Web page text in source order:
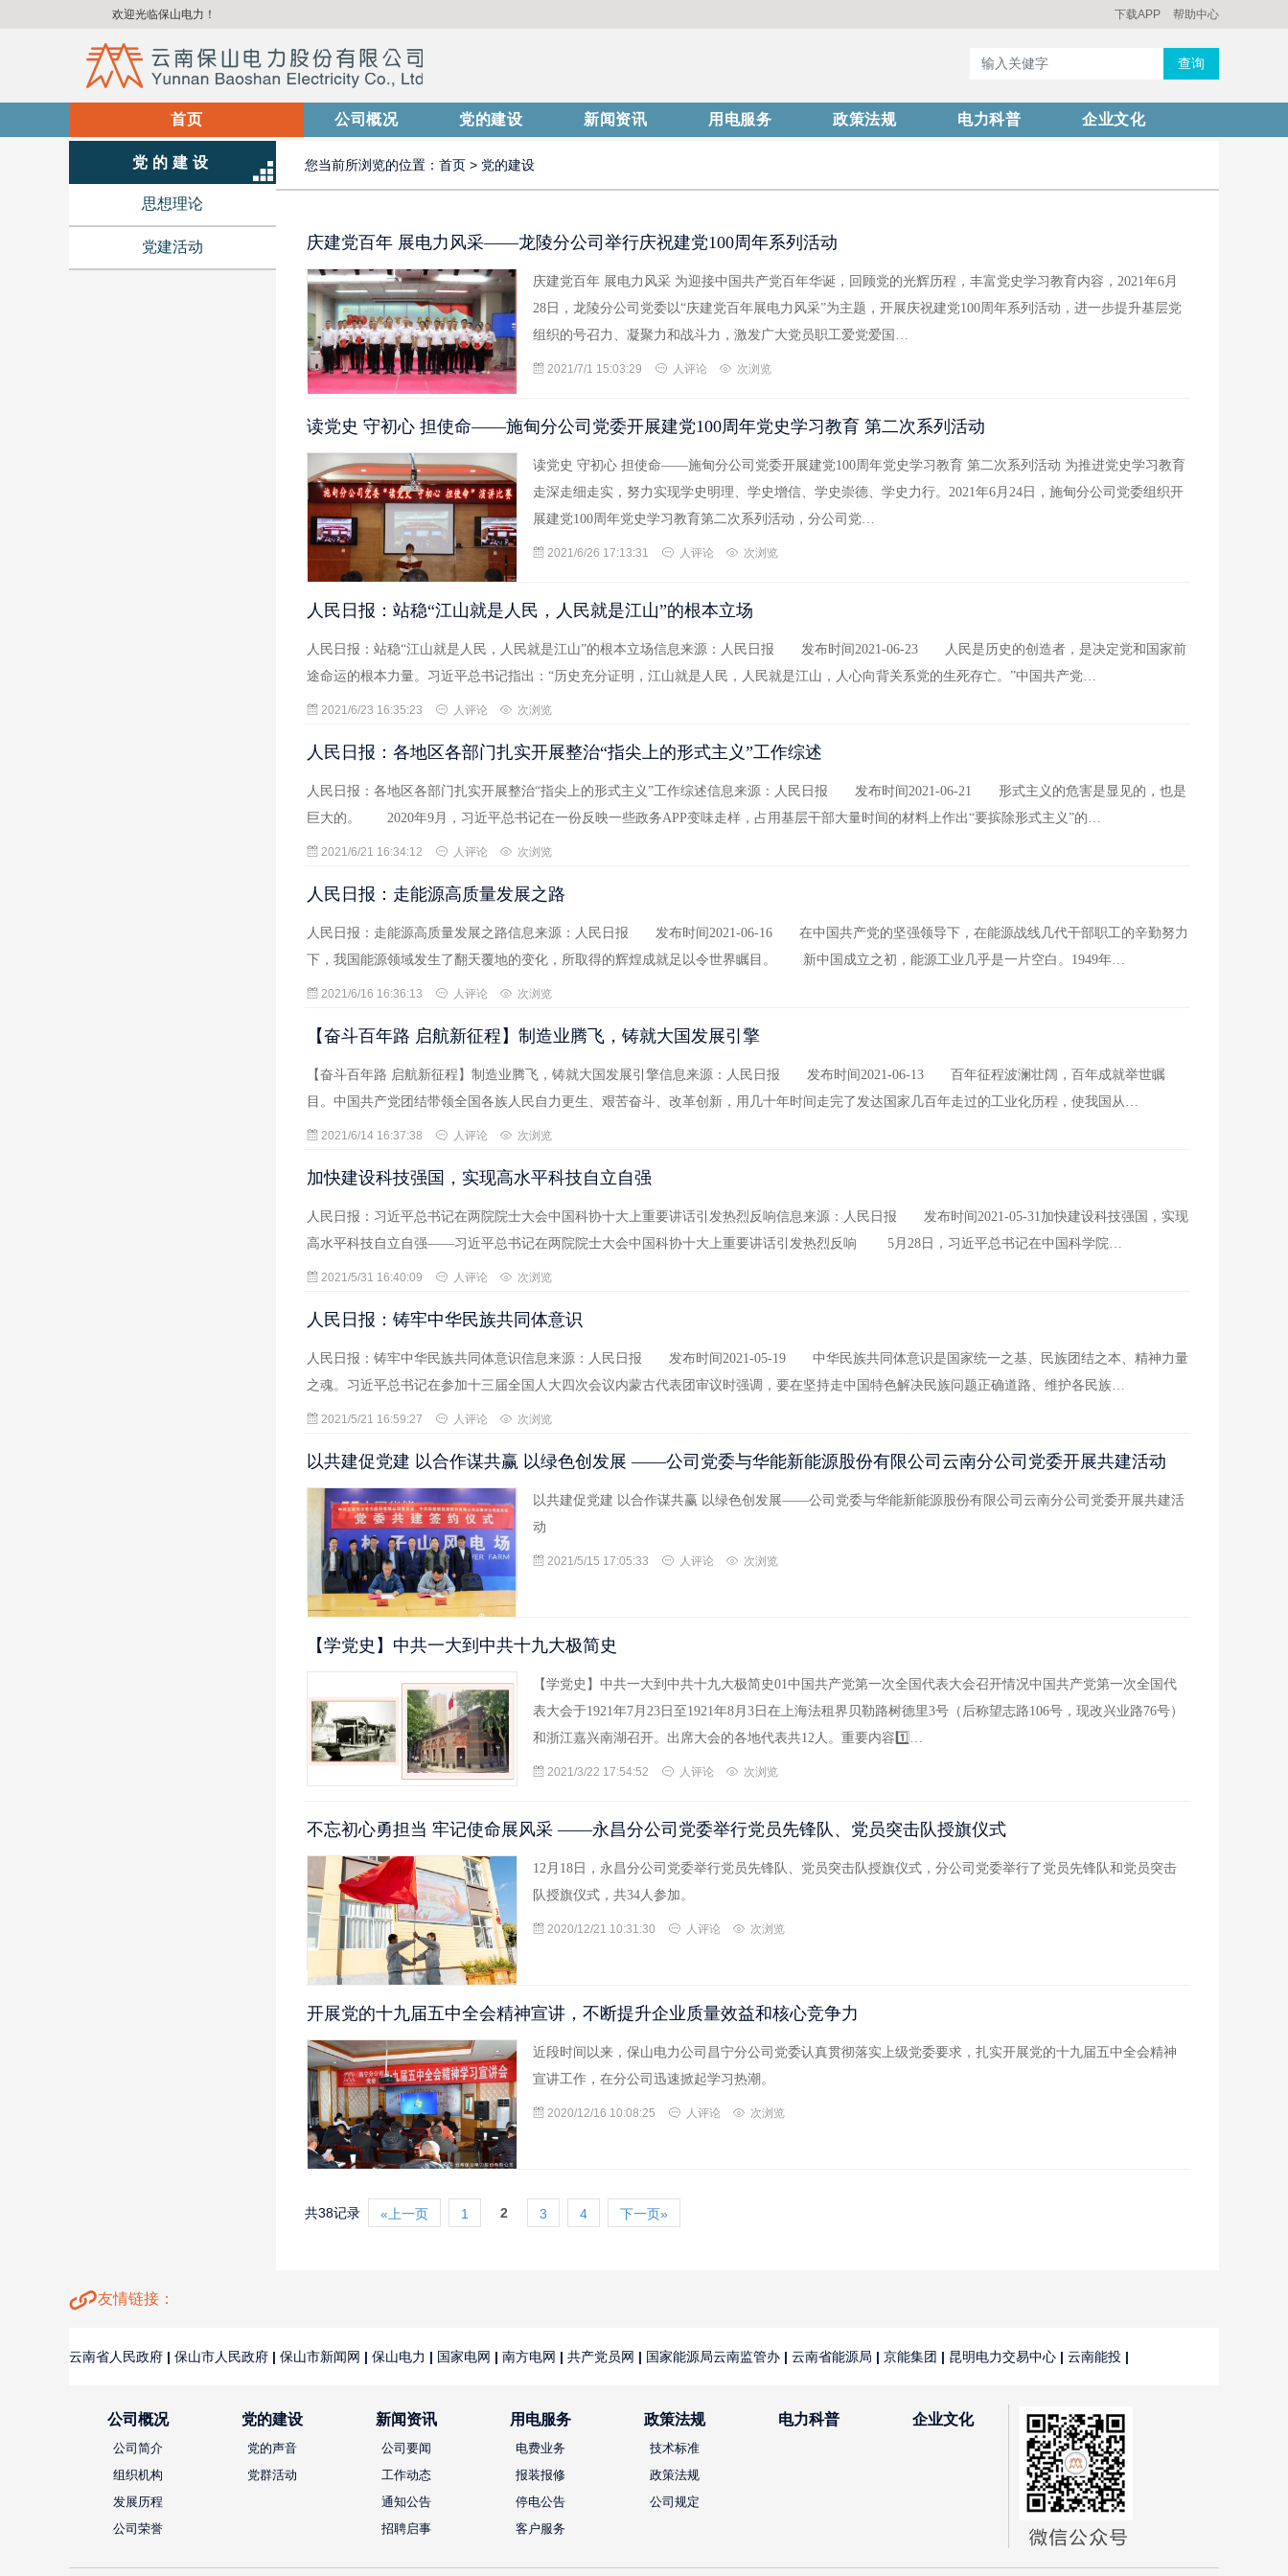
欢迎光临保山电力！ 下载APP 帮助中心
查询
首页 公司概况 党的建设 新闻资讯 用电服务 政策法规 电力科普 企业文化
> 党的建设
党的建设
思想理论
党建活动
您当前所浏览的位置： 首页 > 党的建设
庆建党百年 展电力风采——龙陵分公司举行庆祝建党100周年系列活动
庆建党百年 展电力风采 为迎接中国共产党百年华诞，回顾党的光辉历程，丰富党史学习教育内容，2021年6月
28日，龙陵分公司党委以“庆建党百年展电力风采”为主题，开展庆祝建党100周年系列活动，进一步提升基层党
组织的号召力、凝聚力和战斗力，激发广大党员职工爱党爱国…
2021/7/1 15:03:29 人评论 次浏览
读党史 守初心 担使命——施甸分公司党委开展建党100周年党史学习教育 第二次系列活动
读党史 守初心 担使命——施甸分公司党委开展建党100周年党史学习教育 第二次系列活动 为推进党史学习教育
走深走细走实，努力实现学史明理、学史增信、学史崇德、学史力行。2021年6月24日，施甸分公司党委组织开
展建党100周年党史学习教育第二次系列活动，分公司党…
2021/6/26 17:13:31 人评论 次浏览
人民日报：站稳“江山就是人民，人民就是江山”的根本立场
人民日报：站稳“江山就是人民，人民就是江山”的根本立场信息来源：人民日报 发布时间2021-06-23 人民是历史的创造者，是决定党和国家前
途命运的根本力量。习近平总书记指出：“历史充分证明，江山就是人民，人民就是江山，人心向背关系党的生死存亡。”中国共产党…
2021/6/23 16:35:23 人评论 次浏览
人民日报：各地区各部门扎实开展整治“指尖上的形式主义”工作综述
人民日报：各地区各部门扎实开展整治“指尖上的形式主义”工作综述信息来源：人民日报 发布时间2021-06-21 形式主义的危害是显见的，也是
巨大的。 2020年9月，习近平总书记在一份反映一些政务APP变味走样，占用基层干部大量时间的材料上作出“要摈除形式主义”的…
2021/6/21 16:34:12 人评论 次浏览
人民日报：走能源高质量发展之路
人民日报：走能源高质量发展之路信息来源：人民日报 发布时间2021-06-16 在中国共产党的坚强领导下，在能源战线几代干部职工的辛勤努力
下，我国能源领域发生了翻天覆地的变化，所取得的辉煌成就足以令世界瞩目。 新中国成立之初，能源工业几乎是一片空白。1949年…
2021/6/16 16:36:13 人评论 次浏览
【奋斗百年路 启航新征程】制造业腾飞，铸就大国发展引擎
【奋斗百年路 启航新征程】制造业腾飞，铸就大国发展引擎信息来源：人民日报 发布时间2021-06-13 百年征程波澜壮阔，百年成就举世瞩
目。中国共产党团结带领全国各族人民自力更生、艰苦奋斗、改革创新，用几十年时间走完了发达国家几百年走过的工业化历程，使我国从…
2021/6/14 16:37:38 人评论 次浏览
加快建设科技强国，实现高水平科技自立自强
人民日报：习近平总书记在两院院士大会中国科协十大上重要讲话引发热烈反响信息来源：人民日报 发布时间2021-05-31加快建设科技强国，实现
高水平科技自立自强——习近平总书记在两院院士大会中国科协十大上重要讲话引发热烈反响 5月28日，习近平总书记在中国科学院…
2021/5/31 16:40:09 人评论 次浏览
人民日报：铸牢中华民族共同体意识
人民日报：铸牢中华民族共同体意识信息来源：人民日报 发布时间2021-05-19 中华民族共同体意识是国家统一之基、民族团结之本、精神力量
之魂。习近平总书记在参加十三届全国人大四次会议内蒙古代表团审议时强调，要在坚持走中国特色解决民族问题正确道路、维护各民族…
2021/5/21 16:59:27 人评论 次浏览
以共建促党建 以合作谋共赢 以绿色创发展 ——公司党委与华能新能源股份有限公司云南分公司党委开展共建活动
以共建促党建 以合作谋共赢 以绿色创发展——公司党委与华能新能源股份有限公司云南分公司党委开展共建活
动
2021/5/15 17:05:33 人评论 次浏览
【学党史】中共一大到中共十九大极简史
【学党史】中共一大到中共十九大极简史01中国共产党第一次全国代表大会召开情况中国共产党第一次全国代
表大会于1921年7月23日至1921年8月3日在上海法租界贝勒路树德里3号（后称望志路106号，现改兴业路76号）
和浙江嘉兴南湖召开。出席大会的各地代表共12人。重要内容1️⃣…
2021/3/22 17:54:52 人评论 次浏览
不忘初心勇担当 牢记使命展风采 —— 永昌分公司党委举行党员先锋队、党员突击队授旗仪式
12月18日，永昌分公司党委举行党员先锋队、党员突击队授旗仪式，分公司党委举行了党员先锋队和党员突击
队授旗仪式，共34人参加。
2020/12/21 10:31:30 人评论 次浏览
开展党的十九届五中全会精神宣讲，不断提升企业质量效益和核心竞争力
近段时间以来，保山电力公司昌宁分公司党委认真贯彻落实上级党委要求，扎实开展党的十九届五中全会精神
宣讲工作，在分公司迅速掀起学习热潮。
2020/12/16 10:08:25 人评论 次浏览
共38记录 «上一页 1 2 3 4 下一页»
友情链接：
云南省人民政府 | 保山市人民政府 | 保山市新闻网 | 保山电力 | 国家电网 | 南方电网 | 共产党员网 | 国家能源局云南监管办 | 云南省能源局 | 京能集团 | 昆明电力交易中心 | 云南能投 |
公司概况
公司简介
组织机构
发展历程
公司荣誉
党的建设
党的声音
党群活动
新闻资讯
公司要闻
工作动态
通知公告
招聘启事
用电服务
电费业务
报装报修
停电公告
客户服务
政策法规
技术标准
政策法规
公司规定
电力科普 企业文化